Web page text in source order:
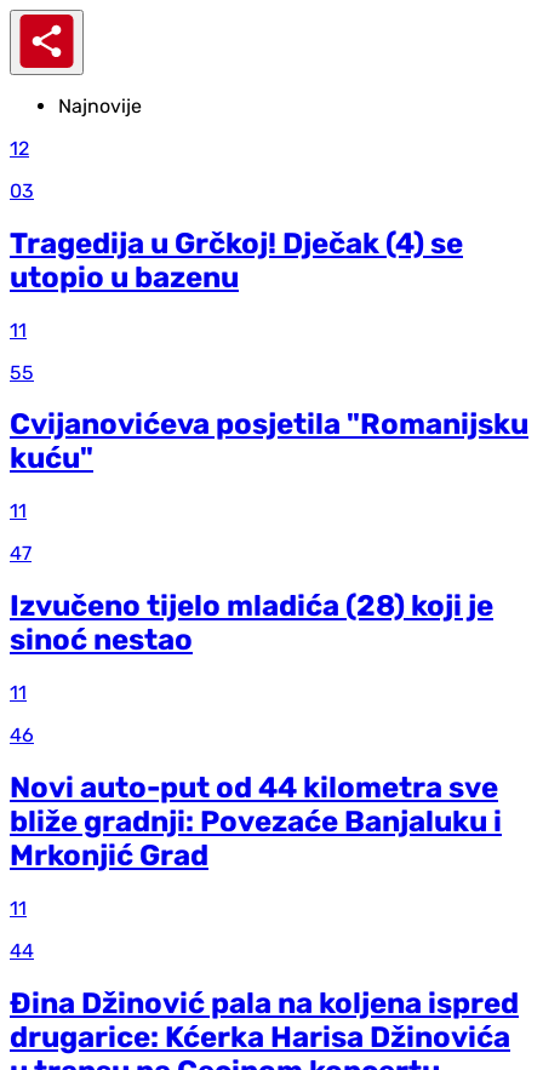
Najnovije
12
03
Tragedija u Grčkoj! Dječak (4) se
utopio u bazenu
11
55
Cvijanovićeva posjetila "Romanijsku
kuću"
11
47
Izvučeno tijelo mladića (28) koji je
sinoć nestao
11
46
Novi auto-put od 44 kilometra sve
bliže gradnji: Povezaće Banjaluku i
Mrkonjić Grad
11
44
Đina Džinović pala na koljena ispred
drugarice: Kćerka Harisa Džinovića